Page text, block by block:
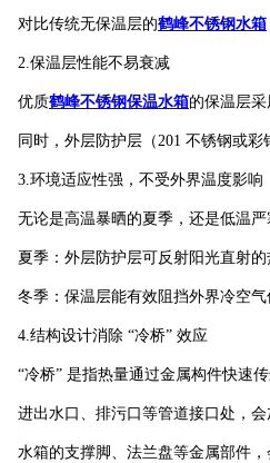
对比传统无保温层的鹤峰不锈钢水箱
2.保温层性能不易衰减
优质鹤峰不锈钢保温水箱的保温层
同时，外层防护层（201 不锈钢或
3.环境适应性强，不受外界温度影响
无论是高温暴晒的夏季，还是低温
夏季：外层防护层可反射阳光直射
冬季：保温层能有效阻挡外界冷空
4.结构设计消除 “冷桥” 效应
“冷桥” 是指热量通过金属构件快速
进出水口、排污口等管道接口处，
水箱的支撑脚、法兰盘等金属部件